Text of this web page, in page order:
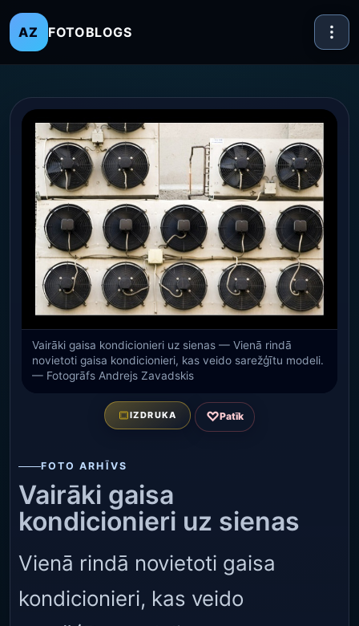
AZ FOTOBLOGS
Vairāki gaisa kondicionieri uz sienas — Vienā rindā
novietoti gaisa kondicionieri, kas veido sarežģītu modeli.
— Fotogrāfs Andrejs Zavadskis
IZDRUKA ♡Patīk
FOTO ARHĪVS
Vairāki gaisa
kondicionieri uz sienas
Vienā rindā novietoti gaisa
kondicionieri, kas veido